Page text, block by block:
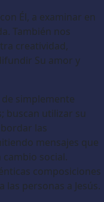
Él, a examinar en
También nos
creatividad,
Su amor y
de simplemente
buscan utilizar su
las
mensajes que
social.
composiciones
personas a Jesús.